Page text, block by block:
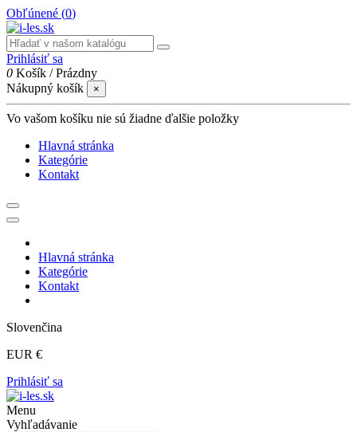
Obľúnené (0)
Prihlásiť sa
0 Košík /Prázdny
Nákupný košík
×
Vo vašom košíku nie sú žiadne ďalšie položky
Hlavná stránka
Kategórie
Kontakt
Hlavná stránka
Kategórie
Kontakt
Slovenčina
EUR €
Prihlásiť sa
Menu
Vyhľadávanie